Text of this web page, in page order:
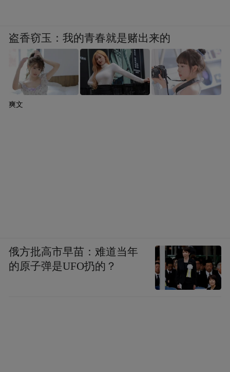
盗香窃玉：我的青春就是赌出来的
爽文
俄方批高市早苗：难道当年
的原子弹是UFO扔的？